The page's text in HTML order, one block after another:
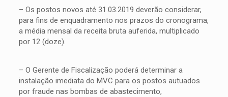
– Os postos novos até 31.03.2019 deverão considerar,
para fins de enquadramento nos prazos do cronograma,
a média mensal da receita bruta auferida, multiplicado
por 12 (doze).
– O Gerente de Fiscalização poderá determinar a
instalação imediata do MVC para os postos autuados
por fraude nas bombas de abastecimento,